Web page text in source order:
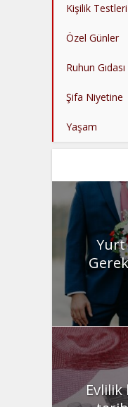
Kişilik Testleri
Özel Günler
Ruhun Gıdası
Şifa Niyetine
Yaşam
Yurt